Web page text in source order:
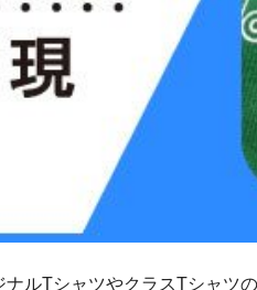
ナルTシャツやクラスTシャツ